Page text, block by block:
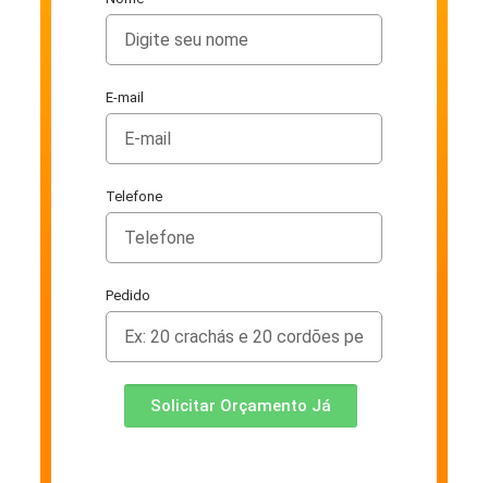
E-mail
Telefone
Pedido
Solicitar Orçamento Já